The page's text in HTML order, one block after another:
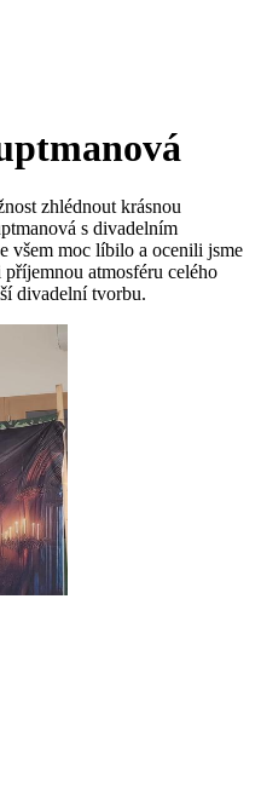
zhlédnout krásnou
s divadelním
všem moc líbilo a ocenili jsme
atmosféru celého
divadelní tvorbu.